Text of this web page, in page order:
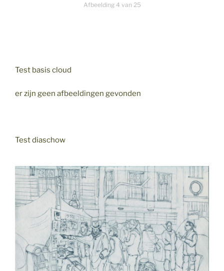
Afbeelding 4 van 25
Test basis cloud
er zijn geen afbeeldingen gevonden
Test diaschow